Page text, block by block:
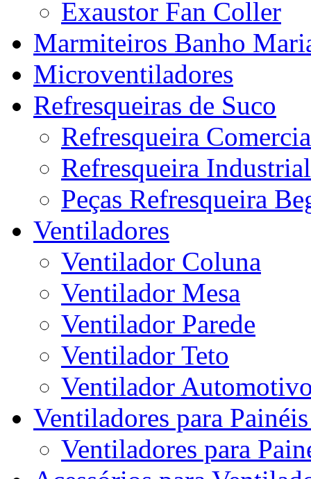
Exaustor Fan Coller
Marmiteiros Banho
Microventiladores
Refresqueiras de Suco
Refresqueira
Refresqueira Industrial
Peças Refresqueira
Ventiladores
Ventilador Coluna
Ventilador Mesa
Ventilador Parede
Ventilador Teto
Ventilador
Ventiladores para
Ventiladores para